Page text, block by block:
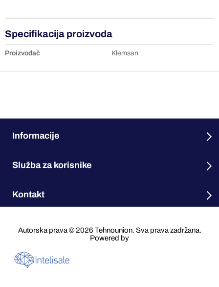
Specifikacija proizvoda
Proizvođač Klemsan
Informacije
Služba za korisnike
Kontakt
Autorska prava © 2026 Tehnounion. Sva prava zadržana.
Powered by